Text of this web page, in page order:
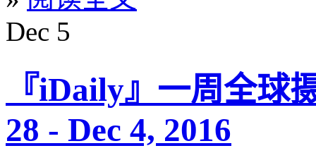
Dec 5
『iDaily』一周全球
28 - Dec 4, 2016